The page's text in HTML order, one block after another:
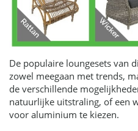
De populaire loungesets van
zowel meegaan met trends,
de verschillende
natuurlijke uitstraling, of een
voor aluminium te kiezen.